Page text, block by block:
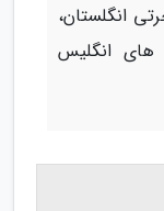
انگلستان،
های انگلیس